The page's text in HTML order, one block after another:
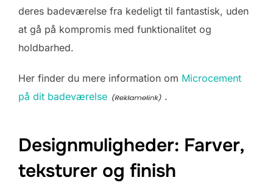
deres badeværelse fra kedeligt til fantastisk, uden
at gå på kompromis med funktionalitet og
holdbarhed.
Her finder du mere information om Microcement
på dit badeværelse
.
Designmuligheder: Farver,
teksturer og finish